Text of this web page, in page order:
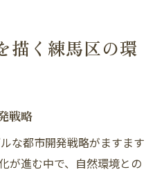
描く練馬区の環
戦略
な都市開発戦略がますます
が進む中で、自然環境との